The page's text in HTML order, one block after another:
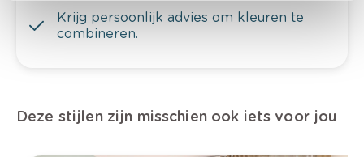
Krijg persoonlijk advies om kleuren te
combineren.
Deze stijlen zijn misschien ook iets voor jou